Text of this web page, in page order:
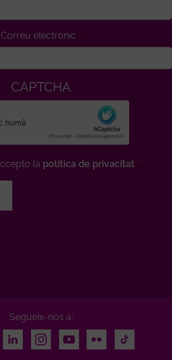
Correu electrònic
CAPTCHA
la política de privacitat
Segueix-nos a:
LinkedInInstagramYoutubeFlickr TikTok